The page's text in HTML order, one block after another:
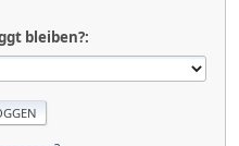
bleiben?: